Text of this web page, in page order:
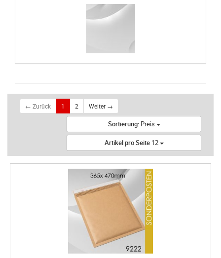
← Zurück 1 2 Weiter →
Sortierung: Preis
Artikel pro Seite 12